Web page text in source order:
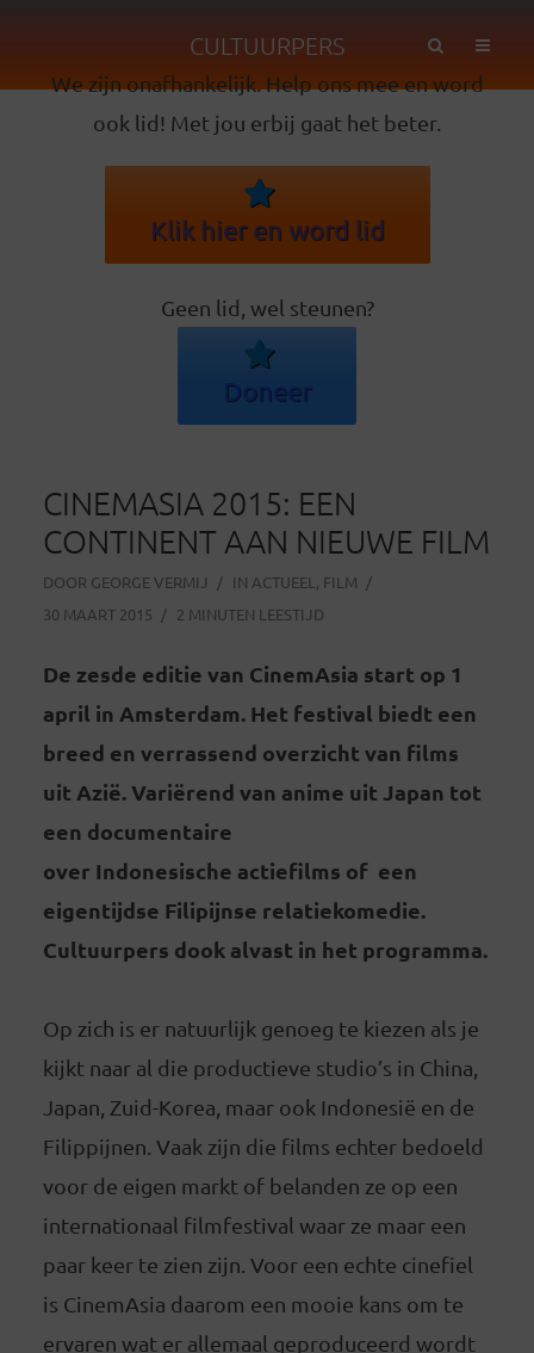
CULTUURPERS
We zijn onafhankelijk. Help ons mee en word
ook lid! Met jou erbij gaat het beter.
Klik hier en word lid
Geen lid, wel steunen?
Doneer
CINEMASIA 2015: EEN
CONTINENT AAN NIEUWE FILM
DOOR GEORGE VERMIJ IN ACTUEEL , FILM
30 MAART 2015
2 MINUTEN LEESTIJD
De zesde editie van CinemAsia start op 1
april in Amsterdam. Het festival biedt een
breed en verrassend overzicht van films
uit Azië. Variërend van anime uit Japan tot
een documentaire
over Indonesische actiefilms of een
eigentijdse Filipijnse relatiekomedie.
Cultuurpers dook alvast in het programma.
Op zich is er natuurlijk genoeg te kiezen als je
kijkt naar al die productieve studio’s in China,
Japan, Zuid-Korea, maar ook Indonesië en de
Filippijnen. Vaak zijn die films echter bedoeld
voor de eigen markt of belanden ze op een
internationaal filmfestival waar ze maar een
paar keer te zien zijn. Voor een echte cinefiel
is CinemAsia daarom een mooie kans om te
ervaren wat er allemaal geproduceerd wordt